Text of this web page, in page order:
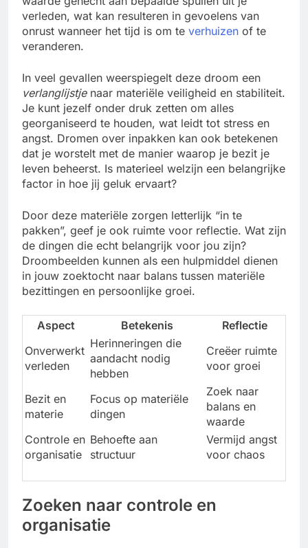
verleden, wat kan resulteren in gevoelens van
onrust wanneer het tijd is om te verhuizen of te
veranderen.
In veel gevallen weerspiegelt deze droom een
verlanglijstjenaar materiële veiligheid en stabiliteit.
Je kunt jezelf onder druk zetten om alles
georganiseerd te houden, wat leidt tot stress en
angst. Dromen over inpakken kan ook betekenen
dat je worstelt met de manier waarop je bezit je
leven beheerst. Is materieel welzijn een belangrijke
factor in hoe jij geluk ervaart?
Door deze materiële zorgen letterlijk “in te
pakken”, geef je ook ruimte voor reflectie. Wat zijn
de dingen die echt belangrijk voor jou zijn?
Droombeelden kunnen als een hulpmiddel dienen
in jouw zoektocht naar balans tussen materiële
bezittingen en persoonlijke groei.
Aspect Betekenis
Reflectie
Onverwerkt
verleden
Herinneringen die
aandacht nodig
hebben
Creëer ruimte
voor groei
Bezit en
materie
Focus op materiële
dingen
Zoek naar
balans en
waarde
Controle en
organisatie
Behoefte aan
structuur
Vermijd angst
voor chaos
Zoeken naar controle en
organisatie